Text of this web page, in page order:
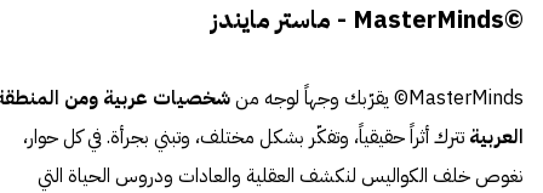
©MasterMinds - ماستر مايندز
MasterMinds© يقرّبك وجهاً لوجه من
شخصيات عربية ومن
العربية تترك أثراً حقيقياً، وتفكّر بشكل مختلف، وتبني بجرأة. في كل حوار،
نغوص خلف الكواليس لنكشف العقلية والعادات ودروس الحياة التي